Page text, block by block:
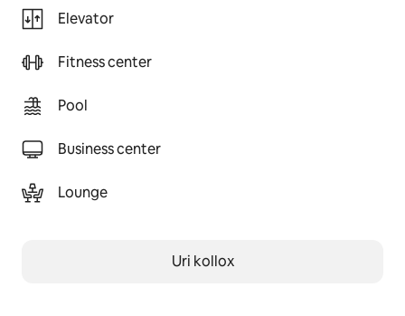
Elevator
Fitness center
Pool
Business center
Lounge
Uri kollox